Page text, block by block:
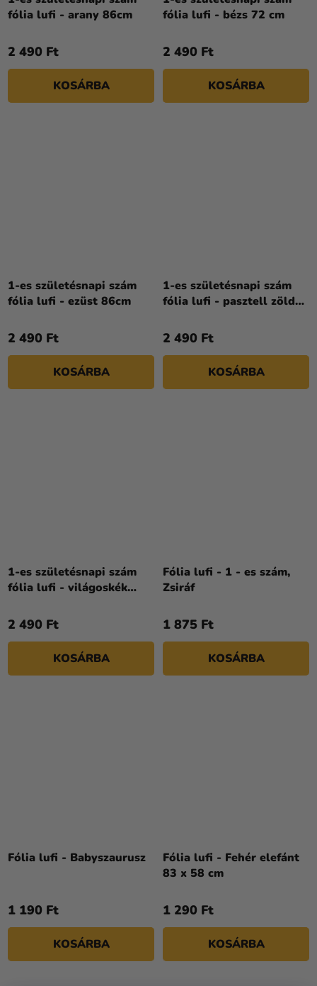
fólia lufi - arany 86cm
2 490 Ft
KOSÁRBA
fólia lufi - bézs 72 cm
2 490 Ft
KOSÁRBA
1-es születésnapi szám
fólia lufi - ezüst 86cm
2 490 Ft
KOSÁRBA
1-es születésnapi szám
fólia lufi - pasztell zöld
2 490 Ft
KOSÁRBA
1-es születésnapi szám
fólia lufi - világoskék
2 490 Ft
KOSÁRBA
Fólia lufi - 1 - es szám,
Zsiráf
1 875 Ft
KOSÁRBA
Fólia lufi - Babyszaurusz
1 190 Ft
KOSÁRBA
Fólia lufi - Fehér elefánt
83 x 58 cm
1 290 Ft
KOSÁRBA